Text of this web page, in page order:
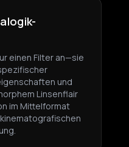
einen Filter an—sie
und
Linsenflair
im Mittelformat